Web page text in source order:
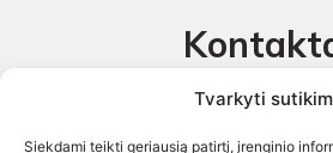
Tvarkyti
Siekdami teikti geriausią patirtį, įrenginio